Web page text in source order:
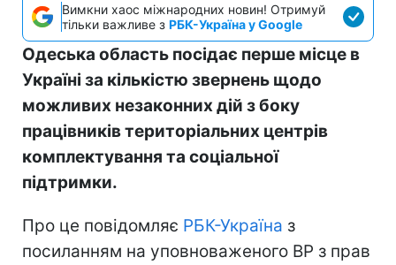
Вимкни хаос міжнародних новин! Отримуй
тільки важливе з РБК-Україна у Google
Одеська область посідає перше місце в
Україні за кількістю звернень щодо
можливих незаконних дій з боку
працівників територіальних центрів
комплектування та соціальної
підтримки.
Про це повідомляє РБК-Україна з
посиланням на уповноваженого ВР з прав